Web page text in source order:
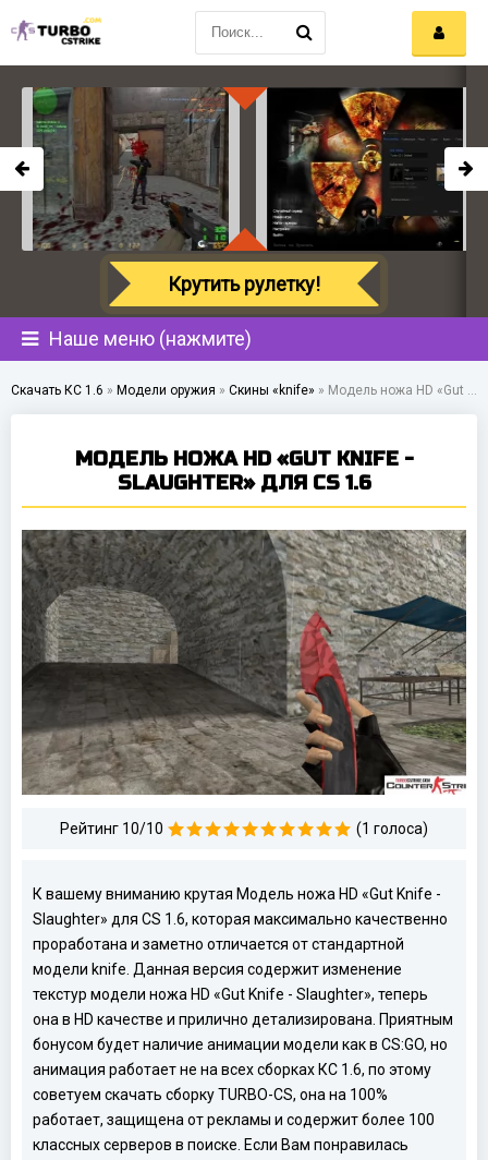
Наше меню (нажмите)
Скачать КС 1.6 » Модели оружия » Скины «knife» » Модель ножа HD «Gut Knife - Slaughter» для CS 1.6
МОДЕЛЬ НОЖА HD «GUT KNIFE -
SLAUGHTER» ДЛЯ CS 1.6
Рейтинг 10/10 (1 голоса)
К вашему вниманию крутая Модель ножа HD «Gut Knife -
Slaughter» для CS 1.6, которая максимально качественно
проработана и заметно отличается от стандартной
модели knife. Данная версия содержит изменение
текстур модели ножа HD «Gut Knife - Slaughter», теперь
она в HD качестве и прилично детализирована. Приятным
бонусом будет наличие анимации модели как в CS:GO, но
анимация работает не на всех сборках КС 1.6, по этому
советуем скачать сборку TURBO-CS, она на 100%
работает, защищена от рекламы и содержит более 100
классных серверов в поиске. Если Вам понравилась
Крутить рулетку!